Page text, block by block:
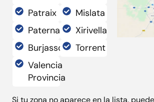
Patraix
Mislata
Paterna
Xirivella
Burjassot
Torrent
Valencia
Provincia
Si tu zona no aparece en la lista,